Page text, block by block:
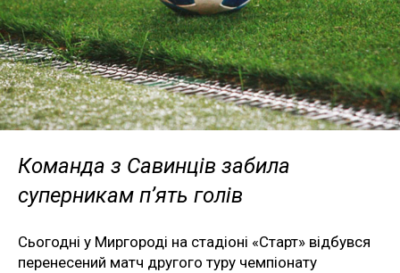
Команда з Савинців забила
суперникам п’ять голів
Сьогодні у Миргороді на стадіоні «Старт» відбувся
перенесений матч другого туру чемпіонату